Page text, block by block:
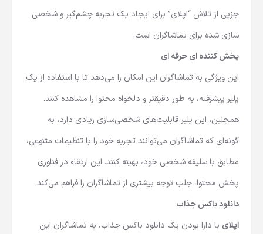
جزیی از تلاش “اپلای” برای ایجاد یک تجربه چشم‌گیر و شخصی
سازی شده برای تماشاگران است.
پخش کننده ای حرفه ای
این ویژگی به تماشاگران این امکان را می‌دهد تا با استفاده از یک
پلیر پیشرفته، به طور دقیقتر و دلخواه محتوا را مشاهده کنند.
همچنین، این پلیر قابلیت‌های شخصی‌سازی زیادی دارد، به
گونه‌ای که تماشاگران می‌توانند تجربه خود را با تنظیمات متنوعی،
مطابق با سلیقه شخصی خود، بهینه کنند. این ارتقاء در فناوری
پخش محتوا، جلب توجه بیشتری از تماشاگران را فراهم می‌کند.
دانلود باکس جذاب
اپلای با دارا بودن یک دانلود باکس جذاب، به تماشاگران این